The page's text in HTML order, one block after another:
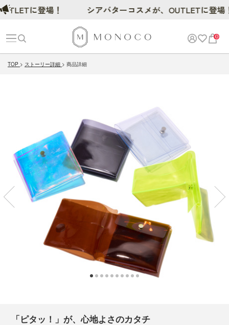
0
TOP ストーリー詳細 商品詳細
「ピタッ！」が、心地よさのカタチ
に登場！ シアバターコスメが、OUTLETに登場！